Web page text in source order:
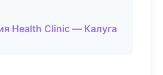
Health Clinic — Калуга